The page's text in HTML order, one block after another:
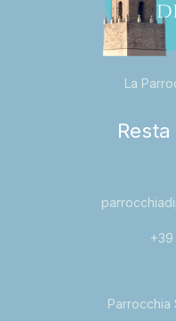
La
+39
Parrocchia